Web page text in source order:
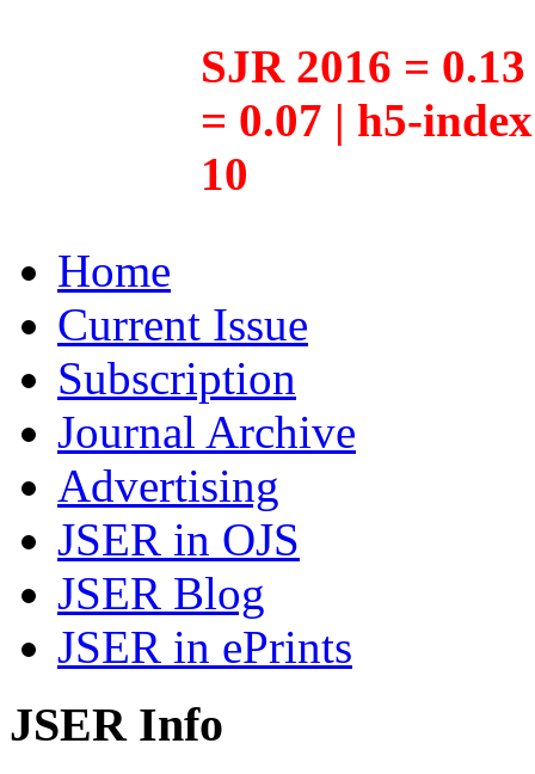
SJR 2016 =
= 0.07 | h5-
10
Home
Current Issue
Subscription
Journal Archive
Advertising
JSER in OJS
JSER Blog
JSER in ePrints
JSER Info